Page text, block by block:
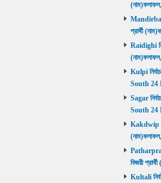
প্রার্থী
Raidighi
Kulpi
South 24
Sagar
South 24
Kakdwip
বিজয়ী
Kultali